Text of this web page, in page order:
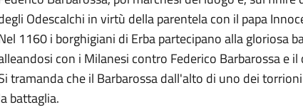
Odescalchi in virtù della parentela con il papa
1160 i borghigiani di Erba partecipano alla gloriosa
con i Milanesi contro Federico Barbarossa e
tramanda che il Barbarossa dall'alto di uno dei
battaglia.